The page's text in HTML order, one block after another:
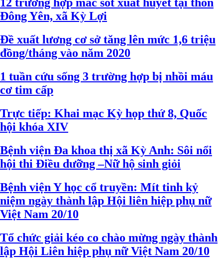
12 trường hợp mắc sốt xuất huyết tại thôn
Đông Yên, xã Kỳ Lợi
Đề xuất lương cơ sở tăng lên mức 1,6 triệu
đồng/tháng vào năm 2020
1 tuần cứu sống 3 trường hợp bị nhồi máu
cơ tim cấp
Trực tiếp: Khai mạc Kỳ họp thứ 8, Quốc
hội khóa XIV
Bệnh viện Đa khoa thị xã Kỳ Anh: Sôi nổi
hội thi Điều dưỡng –Nữ hộ sinh giỏi
Bệnh viện Y học cổ truyền: Mít tinh kỷ
niệm ngày thành lập Hội liên hiệp phụ nữ
Việt Nam 20/10
Tổ chức giải kéo co chào mừng ngày thành
lập Hội Liên hiệp phụ nữ Việt Nam 20/10